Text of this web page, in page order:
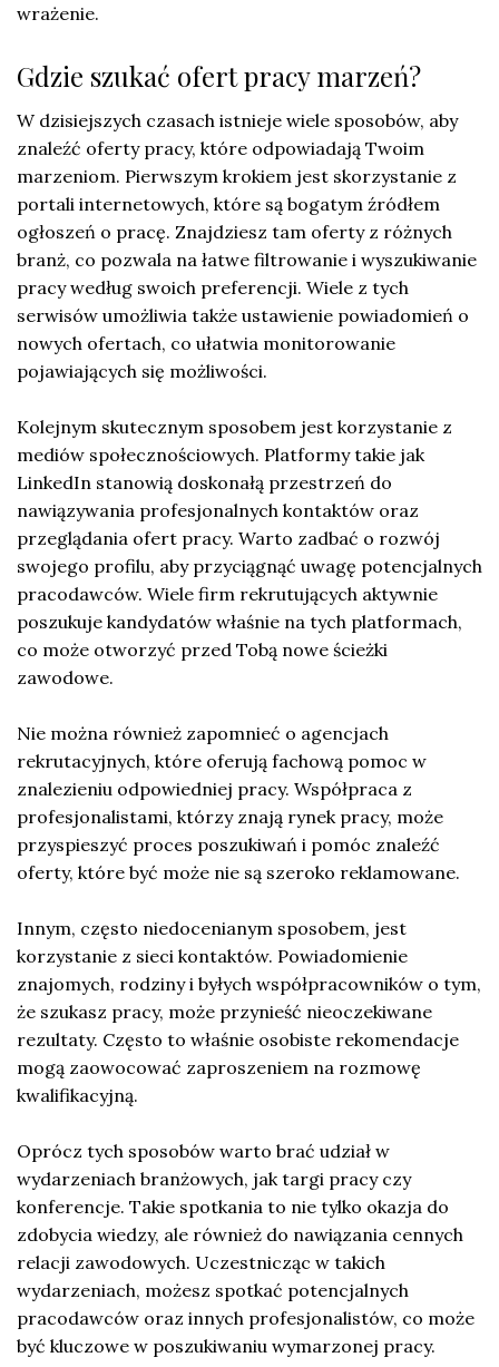
wrażenie.
Gdzie szukać ofert pracy marzeń?
W dzisiejszych czasach istnieje wiele sposobów, aby
znaleźć oferty pracy, które odpowiadają Twoim
marzeniom. Pierwszym krokiem jest skorzystanie z
portali internetowych, które są bogatym źródłem
ogłoszeń o pracę. Znajdziesz tam oferty z różnych
branż, co pozwala na łatwe filtrowanie i wyszukiwanie
pracy według swoich preferencji. Wiele z tych
serwisów umożliwia także ustawienie powiadomień o
nowych ofertach, co ułatwia monitorowanie
pojawiających się możliwości.
Kolejnym skutecznym sposobem jest korzystanie z
mediów społecznościowych. Platformy takie jak
LinkedIn stanowią doskonałą przestrzeń do
nawiązywania profesjonalnych kontaktów oraz
przeglądania ofert pracy. Warto zadbać o rozwój
swojego profilu, aby przyciągnąć uwagę potencjalnych
pracodawców. Wiele firm rekrutujących aktywnie
poszukuje kandydatów właśnie na tych platformach,
co może otworzyć przed Tobą nowe ścieżki
zawodowe.
Nie można również zapomnieć o agencjach
rekrutacyjnych, które oferują fachową pomoc w
znalezieniu odpowiedniej pracy. Współpraca z
profesjonalistami, którzy znają rynek pracy, może
przyspieszyć proces poszukiwań i pomóc znaleźć
oferty, które być może nie są szeroko reklamowane.
Innym, często niedocenianym sposobem, jest
korzystanie z sieci kontaktów. Powiadomienie
znajomych, rodziny i byłych współpracowników o tym,
że szukasz pracy, może przynieść nieoczekiwane
rezultaty. Często to właśnie osobiste rekomendacje
mogą zaowocować zaproszeniem na rozmowę
kwalifikacyjną.
Oprócz tych sposobów warto brać udział w
wydarzeniach branżowych, jak targi pracy czy
konferencje. Takie spotkania to nie tylko okazja do
zdobycia wiedzy, ale również do nawiązania cennych
relacji zawodowych. Uczestnicząc w takich
wydarzeniach, możesz spotkać potencjalnych
pracodawców oraz innych profesjonalistów, co może
być kluczowe w poszukiwaniu wymarzonej pracy.